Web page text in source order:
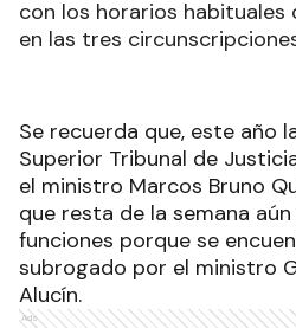
con los horarios habituales
en las tres
Se recuerda que, este año
Superior Tribunal de
el ministro Marcos Bruno
que resta de la semana
funciones porque se
subrogado por el ministro
Alucín.
Ads